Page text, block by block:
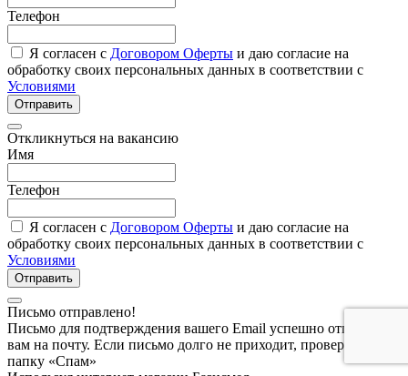
Телефон
Я согласен с Договором Оферты и даю согласие на
обработку своих персональных данных в соответствии с
Условиями
Отправить
Откликнуться на вакансию
Имя
Телефон
Я согласен с Договором Оферты и даю согласие на
обработку своих персональных данных в соответствии с
Условиями
Отправить
Письмо отправлено!
Письмо для подтверждения вашего Email успешно отправлено
вам на почту. Если письмо долго не приходит, проверьте
папку «Спам»